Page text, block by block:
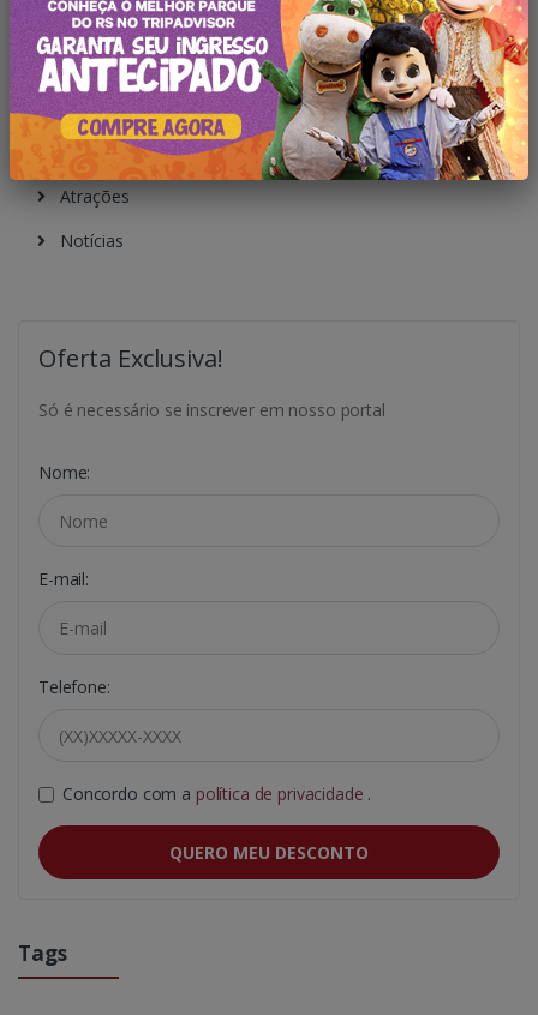
Categorias
Todas Publicações
Novidades
Atrações
Notícias
Oferta Exclusiva!
Só é necessário se inscrever em nosso portal
Nome:
E-mail:
Telefone:
Concordo com a política de privacidade .
QUERO MEU DESCONTO
Tags